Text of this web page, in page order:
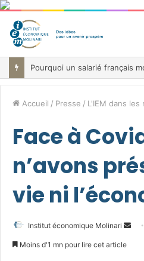
Accueil / Presse / L'IEM dans les
Face à
n’avons
vie ni
Institut économique Molinari
Moins d'1 mn pour lire cet article